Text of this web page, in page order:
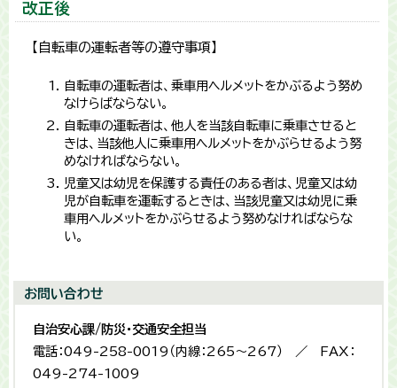
改正後
【自転車の運転者等の遵守事項】
自転車の運転者は、乗車用ヘルメットをかぶるよう努め
なけらばならない。
自転車の運転者は、他人を当該自転車に乗車させると
きは、当該他人に乗車用ヘルメットをかぶらせるよう努
めなければならない。
児童又は幼児を保護する責任のある者は、児童又は幼
児が自転車を運転するときは、当該児童又は幼児に乗
車用ヘルメットをかぶらせるよう努めなければならな
い。
お問い合わせ
自治安心課/防災・交通安全担当
電話：049-258-0019（内線：265〜267） ／ FAX：
049-274-1009